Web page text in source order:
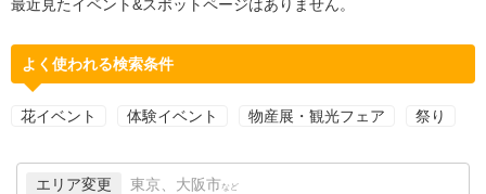
最近見たイベント&スポットページはありません。
よく使われる検索条件
花イベント 体験イベント 物産展・観光フェア 祭り
エリア変更 東京、大阪市 など